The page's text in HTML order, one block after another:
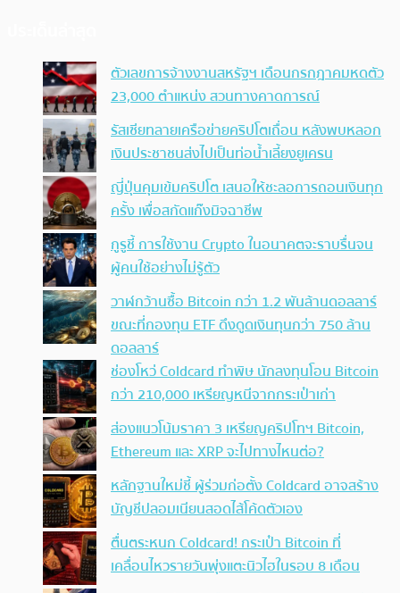
ตัวเลขการจ้างงานสหรัฐฯ เดือนกรกฎาคมหดตัว
23,000 ตำแหน่ง สวนทางคาดการณ์
รัสเซียทลายเครือข่ายคริปโตเถื่อน หลังพบหลอก
เงินประชาชนส่งไปเป็นท่อน้ำเลี้ยงยูเครน
ญี่ปุ่นคุมเข้มคริปโต เสนอให้ชะลอการถอนเงินทุก
ครั้ง เพื่อสกัดแก๊งมิจฉาชีพ
กูรูชี้ การใช้งาน Crypto ในอนาคตจะราบรื่นจน
ผู้คนใช้อย่างไม่รู้ตัว
วาฬกว้านซื้อ Bitcoin กว่า 1.2 พันล้านดอลลาร์
ขณะที่กองทุน ETF ดึงดูดเงินทุนกว่า 750 ล้าน
ดอลลาร์
ช่องโหว่ Coldcard ทำพิษ นักลงทุนโอน Bitcoin
กว่า 210,000 เหรียญหนีจากกระเป๋าเก่า
ส่องแนวโน้มราคา 3 เหรียญคริปโทฯ Bitcoin,
Ethereum และ XRP จะไปทางไหนต่อ?
หลักฐานใหม่ชี้ ผู้ร่วมก่อตั้ง Coldcard อาจสร้าง
บัญชีปลอมเนียนสอดไส้โค้ดตัวเอง
ตื่นตระหนก Coldcard! กระเป๋า Bitcoin ที่
เคลื่อนไหวรายวันพุ่งแตะนิวไฮในรอบ 8 เดือน